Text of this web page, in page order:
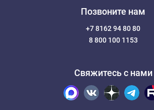
Позвоните нам
+7 8162 94 80 80
8 800 100 1153
Свяжитесь с нами